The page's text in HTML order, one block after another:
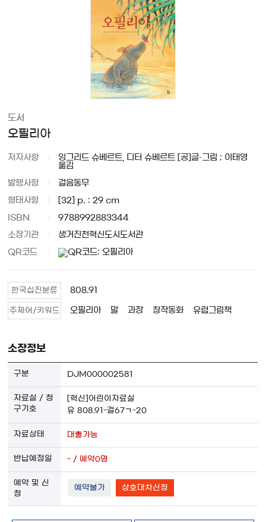
도서
오필리아
저자사항
잉그리드 슈베르트, 디터 슈베르트 [공]글·그림 ; 이태영
옮김
발행사항 걸음동무
형태사항 [32] p. : 29 cm
ISBN 9788992883344
소장기관 생거진천혁신도시도서관
QR코드
한국십진분류 808.91
주제어/키워드 오필리아 말 과장 창작동화 유럽그림책
소장정보
DJM000002581
[혁신]어린이자료실
유 808.91-걸67ㄱ-20
대출가능
- / 예약0명
예약불가 상호대차신청